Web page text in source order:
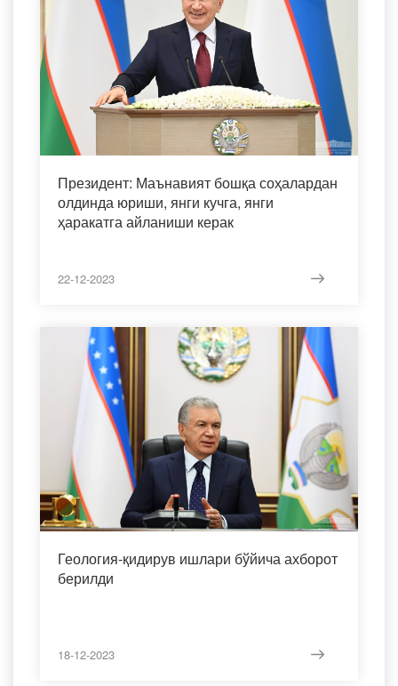
Президент: Маънавият бошқа соҳалардан
олдинда юриши, янги кучга, янги
ҳаракатга айланиши керак
22-12-2023
Геология-қидирув ишлари бўйича ахборот
берилди
18-12-2023